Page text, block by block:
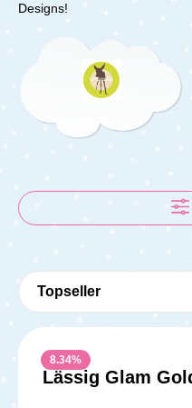
Designs!
8.34%
Lässig Glam